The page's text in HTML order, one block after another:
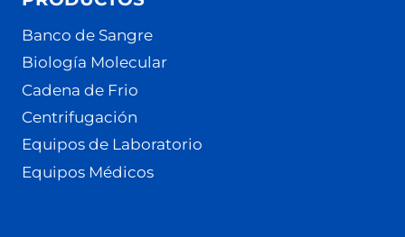
Banco de Sangre
Biología Molecular
Cadena de Frio
Centrifugación
Equipos de Laboratorio
Equipos Médicos